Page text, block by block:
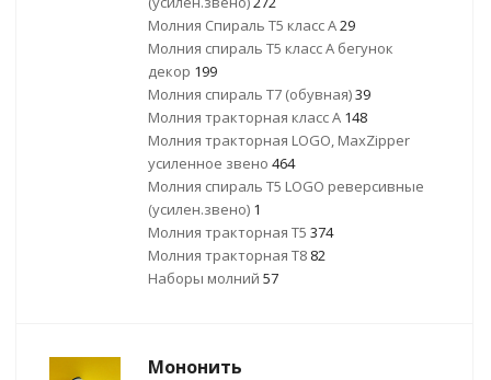
Молния Спираль Т5 класс А29
Молния спираль Т5 класс А бегунок
декор 199
Молния спираль Т7 (обувная)39
Молния тракторная класс А 148
Молния тракторная LOGO, MaxZipper
усиленное звено 464
Молния спираль Т5 LOGO реверсивные
(усилен.звено) 1
Молния тракторная Т5 374
Молния тракторная Т8 82
Наборы молний 57
Мононить